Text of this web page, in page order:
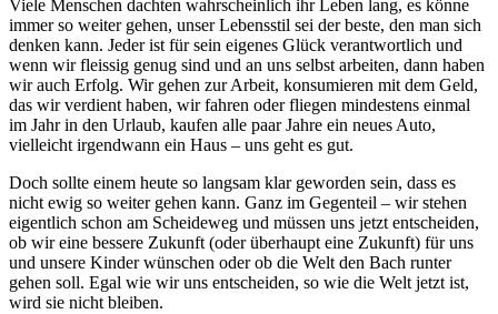
Viele Menschen dachten wahrscheinlich ihr Leben lang, es könne
immer so weiter gehen, unser Lebensstil sei der beste, den man sich
denken kann. Jeder ist für sein eigenes Glück verantwortlich und
wenn wir fleissig genug sind und an uns selbst arbeiten, dann haben
wir auch Erfolg. Wir gehen zur Arbeit, konsumieren mit dem Geld,
das wir verdient haben, wir fahren oder fliegen mindestens einmal
im Jahr in den Urlaub, kaufen alle paar Jahre ein neues Auto,
vielleicht irgendwann ein Haus – uns geht es gut.
Doch sollte einem heute so langsam klar geworden sein, dass es
nicht ewig so weiter gehen kann. Ganz im Gegenteil – wir stehen
eigentlich schon am Scheideweg und müssen uns jetzt entscheiden,
ob wir eine bessere Zukunft (oder überhaupt eine Zukunft) für uns
und unsere Kinder wünschen oder ob die Welt den Bach runter
gehen soll. Egal wie wir uns entscheiden, so wie die Welt jetzt ist,
wird sie nicht bleiben.